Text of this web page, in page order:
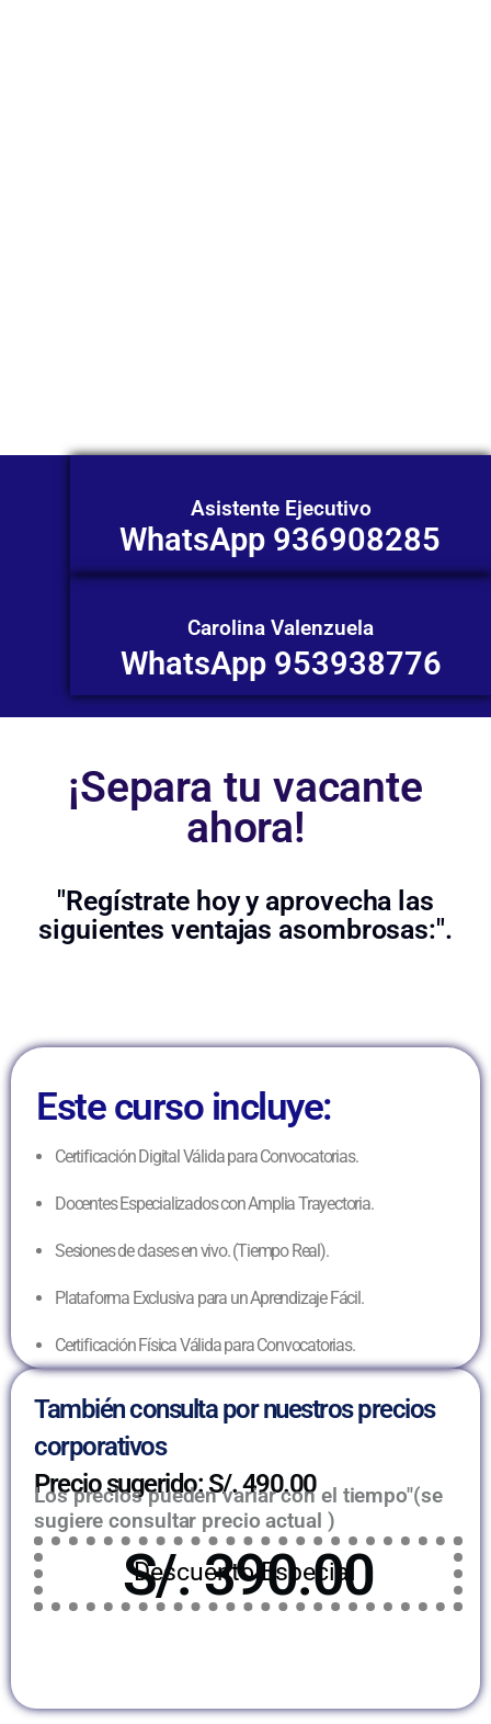
Asistente Ejecutivo
WhatsApp 936908285
Carolina Valenzuela
WhatsApp 953938776
¡Separa tu vacante
ahora!
"Regístrate hoy y aprovecha las
siguientes ventajas asombrosas:".
Este curso incluye:
Certificación Digital Válida para Convocatorias.
Docentes Especializados con Amplia Trayectoria.
Sesiones de clases en vivo. (Tiempo Real).
Plataforma Exclusiva para un Aprendizaje Fácil.
Certificación Física Válida para Convocatorias.
También consulta por nuestros precios
corporativos
Precio sugerido: S/. 490.00
Los precios pueden variar con el tiempo"(se
sugiere consultar precio actual )
Descuento Especial
S/. 390.00